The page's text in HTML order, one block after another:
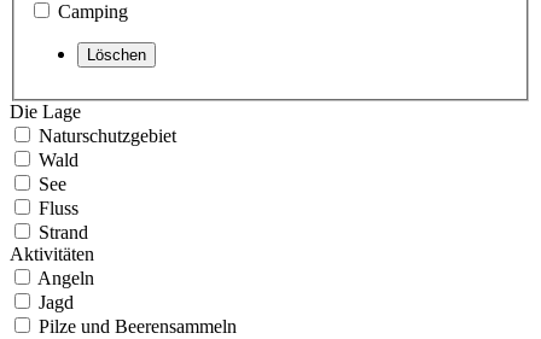
Camping
Die Lage
Naturschutzgebiet
Wald
See
Fluss
Strand
Aktivitäten
Angeln
Jagd
Pilze und Beerensammeln